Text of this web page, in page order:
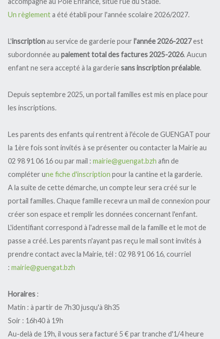
Vie pratique
Etat civil
Documents d'identité
Elections
Santé
Permis de conduire international
Démarches ponctuelles
Urbanisme
P.L.U.
Dématérialisation des
Risques Inondation)
Assainissement
Lotissement Parkou Kreis
Taxe d'aménagement
Périmètre délimité des abords de
l'église Saint Fiacre et du calvaire
Informations
Nouvelle application Citykomi
Vie économique
Les services
Les commerces
Enfance, jeunesse, éducation
Restaurant scolaire
Inscriptions
L'école
La garderie périscolaire
L'échappée belle
Dispositif argent de poche
Patrimoine
La Chapelle Sainte Brigitte
Patrimoine remarquable
Médiathèque
Logements sociaux
Sites officiels pratiques du service
public
Divers
Social
Objets trouvés
Agriculture
Un règlementa été établi pour l'année scolaire 2026/2027.
L'inscriptionau service de garderie pour l'année 2026-2027est
subordonnée au paiement total des factures 2025-2026. Aucun
enfant ne sera accepté à la garderiesans inscription préalable.
Depuis septembre 2025, un portail familles est mis en place pour
les inscriptions.
Les parents des enfants qui rentrent à l'école de GUENGAT pour
la 1ère fois sont invités à se présenter ou contacter la Mairie au
02 98 91 06 16 ou par mail : mairie@guengat.bzh afin de
compléter une fiche d'inscription pour la cantine et la garderie.
A la suite de cette démarche, un compte leur sera créé sur le
portail familles. Chaque famille recevra un mail de connexion pour
créer son espace et remplir les données concernant l'enfant.
L'identifiant correspond à l'adresse mail de la famille et le mot de
passe a créé. Les parents n'ayant pas reçu le mail sont invités à
prendre contact avec la Mairie, tél : 02 98 91 06 16, courriel
: mairie@guengat.bzh
Horaires :
Matin : à partir de 7h30 jusqu'à 8h35
Soir : 16h40 à 19h
Au-delà de 19h, il vous sera facturé 5 € par tranche d'1/4 heure